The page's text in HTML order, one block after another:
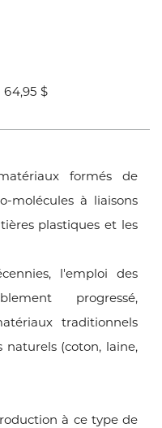
$
formés de
molécules à liaisons
plastiques et les
l'emploi des
progressé,
traditionnels
naturels (coton, laine,
à ce type de